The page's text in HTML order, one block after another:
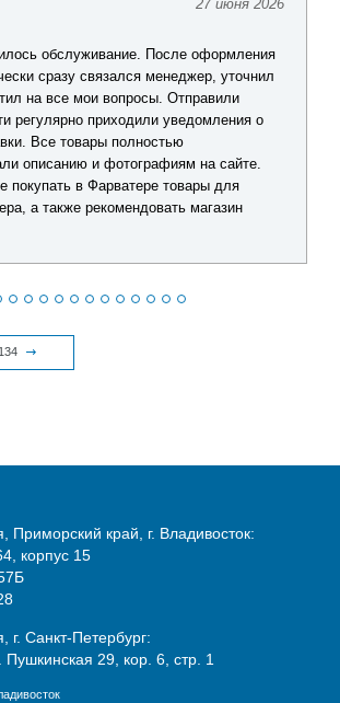
27 июня 2026
обслуживание. После оформления
сразу связался менеджер, уточнил
на все мои вопросы. Отправили
регулярно приходили уведомления о
Все товары полностью
описанию и фотографиям на сайте.
покупать в Фарватере товары для
а также рекомендовать магазин
134
Приморский край, г. Владивосток:
корпус 15
г. Санкт-Петербург:
29, кор. 6, стр. 1